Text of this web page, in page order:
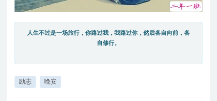
人生不过是一场旅行，你路过我，我路过你，然后各自向前，各
自修行。
励志 晚安